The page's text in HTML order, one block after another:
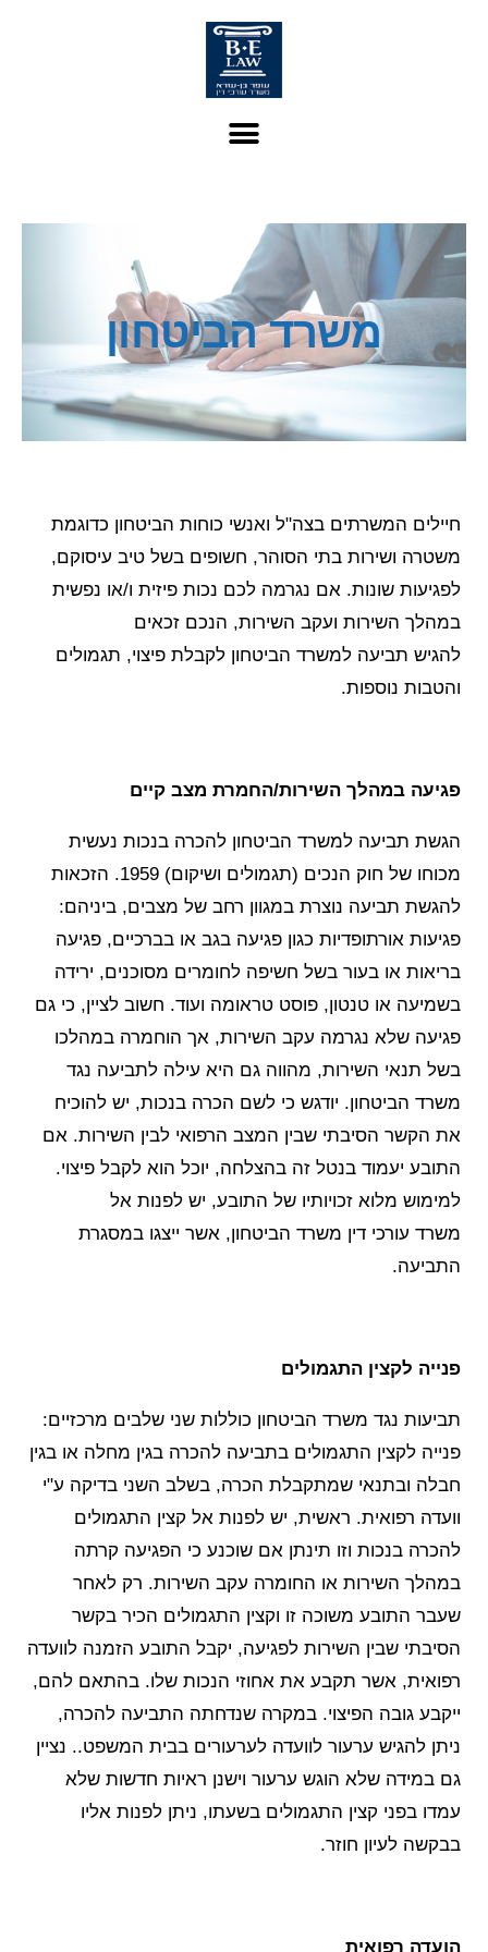
משרד הביטחון
חיילים המשרתים בצה"ל ואנשי כוחות הביטחון כדוגמת
משטרה ושירות בתי הסוהר, חשופים בשל טיב עיסוקם,
לפגיעות שונות. אם נגרמה לכם נכות פיזית ו/או נפשית
במהלך השירות ועקב השירות, הנכם זכאים
להגיש תביעה למשרד הביטחון לקבלת פיצוי, תגמולים
והטבות נוספות.
פגיעה במהלך השירות/החמרת מצב קיים
הגשת תביעה למשרד הביטחון להכרה בנכות נעשית
מכוחו של חוק הנכים (תגמולים ושיקום) 1959. הזכאות
להגשת תביעה נוצרת במגוון רחב של מצבים, ביניהם:
פגיעות אורתופדיות כגון פגיעה בגב או בברכיים, פגיעה
בריאות או בעור בשל חשיפה לחומרים מסוכנים, ירידה
בשמיעה או טנטון, פוסט טראומה ועוד. חשוב לציין, כי גם
פגיעה שלא נגרמה עקב השירות, אך הוחמרה במהלכו
בשל תנאי השירות, מהווה גם היא עילה לתביעה נגד
משרד הביטחון. יודגש כי לשם הכרה בנכות, יש להוכיח
את הקשר הסיבתי שבין המצב הרפואי לבין השירות. אם
התובע יעמוד בנטל זה בהצלחה, יוכל הוא לקבל פיצוי.
למימוש מלוא זכויותיו של התובע, יש לפנות אל
משרד עורכי דין משרד הביטחון, אשר ייצגו במסגרת
התביעה.
פנייה לקצין התגמולים
תביעות נגד משרד הביטחון כוללות שני שלבים מרכזיים:
פנייה לקצין התגמולים בתביעה להכרה בגין מחלה או בגין
חבלה ובתנאי שמתקבלת הכרה, בשלב השני בדיקה ע"י
וועדה רפואית. ראשית, יש לפנות אל קצין התגמולים
להכרה בנכות וזו תינתן אם שוכנע כי הפגיעה קרתה
במהלך השירות או החומרה עקב השירות. רק לאחר
שעבר התובע משוכה זו וקצין התגמולים הכיר בקשר
הסיבתי שבין השירות לפגיעה, יקבל התובע הזמנה לוועדה
רפואית, אשר תקבע את אחוזי הנכות שלו. בהתאם להם,
ייקבע גובה הפיצוי. במקרה שנדחתה התביעה להכרה,
ניתן להגיש ערעור לוועדה לערעורים בבית המשפט.. נציין
גם במידה שלא הוגש ערעור וישנן ראיות חדשות שלא
עמדו בפני קצין התגמולים בשעתו, ניתן לפנות אליו
בבקשה לעיון חוזר.
הועדה רפואית